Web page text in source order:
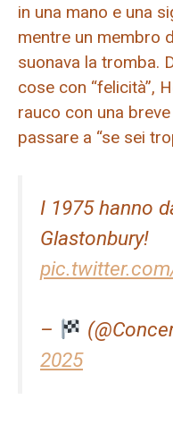
in una mano e una
mentre un membro
suonava la tromba.
cose con “felicità”,
rauco con una
passare a “se sei
I 1975 hanno
Glastonbury!
–
2025